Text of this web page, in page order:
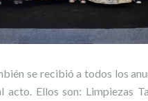
se recibió a todos los
acto. Ellos son: Limpiezas